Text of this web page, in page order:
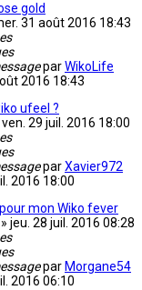
gold
31 août 2016 18:43
parWikoLife
2016 18:43
ufeel ?
ven. 29 juil. 2016 18:00
parXavier972
2016 18:00
mon Wiko fever
» jeu. 28 juil. 2016 08:28
par Morgane54
2016 06:10